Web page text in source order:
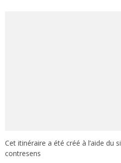
Cet itinéraire a été créé à l’aide du
contresens